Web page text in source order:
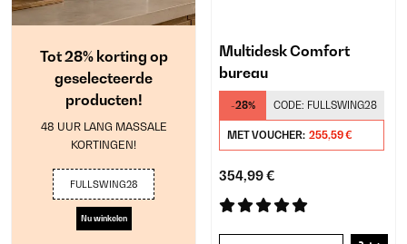
Tot 28% korting op
geselecteerde
producten!
48 UUR LANG MASSALE
KORTINGEN!
FULLSWING28
Nu winkelen
Multidesk Comfort
bureau
-28% CODE: FULLSWING28
MET VOUCHER: 255,59 €
354,99 €